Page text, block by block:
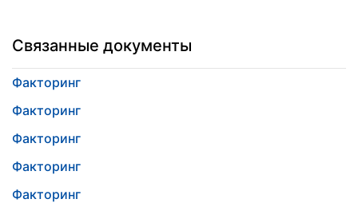
Связанные документы
Факторинг
Факторинг
Факторинг
Факторинг
Факторинг